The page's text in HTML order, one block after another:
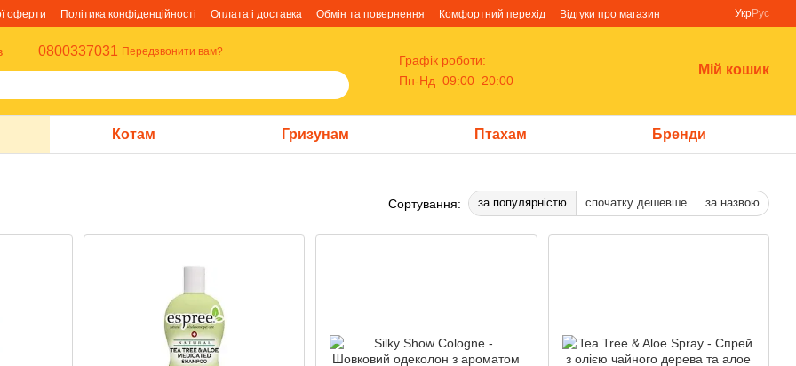
оферти Політика конфіденційності Оплата і доставка Обмін та повернення Комфортний перехід Відгуки про магазин УкрРус
0800337031 Передзвонити вам?
Графік роботи:
Пн-Нд 09:00–20:00
Мій кошик
Котам Гризунам Птахам Бренди
Сортування: за популярністю спочатку дешевше за назвою